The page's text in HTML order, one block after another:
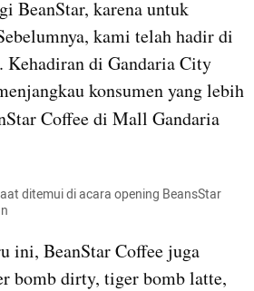
BeanStar, karena untuk
kami telah hadir di
Kehadiran di Gandaria City
konsumen yang lebih
Coffee di Mall Gandaria
ditemui di acara opening BeansStar
ini, BeanStar Coffee juga
bomb dirty, tiger bomb latte,